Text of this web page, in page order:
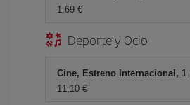
1,69 €
Deporte y Ocio
Cine, Estreno Internacional, 1
11,10 €